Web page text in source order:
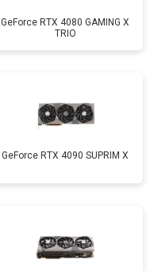
GeForce RTX 4080 GAMING X
TRIO
GeForce RTX 4090 SUPRIM X